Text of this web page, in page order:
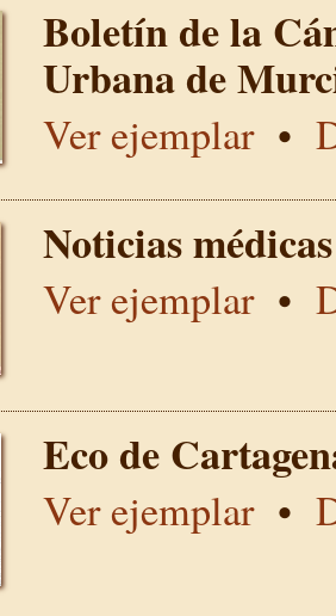
Boletín de la
Urbana de
Ver ejemplar•
Noticias
Ver ejemplar•
Eco de
Ver ejemplar•